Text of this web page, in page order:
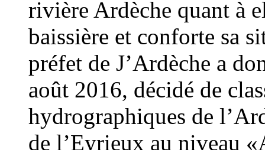
rivière Ardèche quant à
baissière et conforte sa
préfet de J’Ardèche a
août 2016, décidé de
hydrographiques de
de l’Eyrieux au niveau